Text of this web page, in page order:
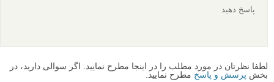
پاسخ دهید
لطفا نظرتان در مورد مطلب را در اینجا مطرح نمایید. اگر سوالی دارید، در
بخش پرسش و پاسخ مطرح نمایید.